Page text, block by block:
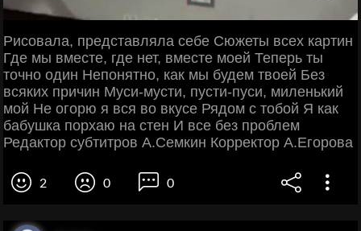
Рисовала, представляла себе Сюжеты всех картин
Где мы вместе, где нет, вместе моей Теперь ты
точно один Непонятно, как мы будем твоей Без
всяких причин Муси-мусти, пусти-пуси, миленький
мой Не огорю я вся во вкусе Рядом с тобой Я как
бабушка порхаю на стен И все без проблем
Редактор субтитров А.Семкин Корректор А.Егорова
2 0 0